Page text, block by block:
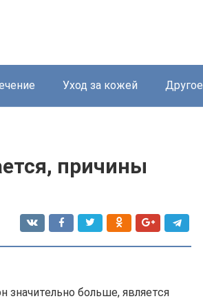
Уход за кожей Другое
причины
значительно больше, является